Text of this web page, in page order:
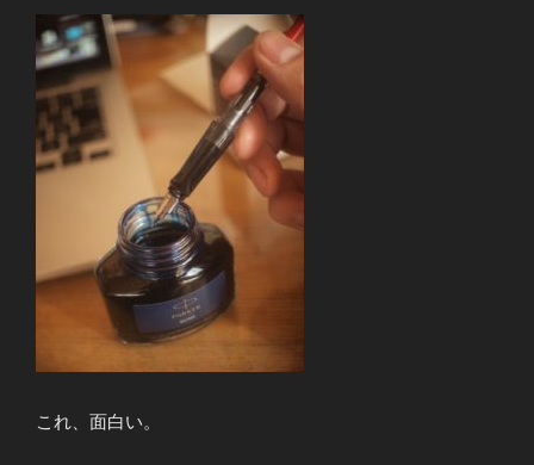
これ、面白い。